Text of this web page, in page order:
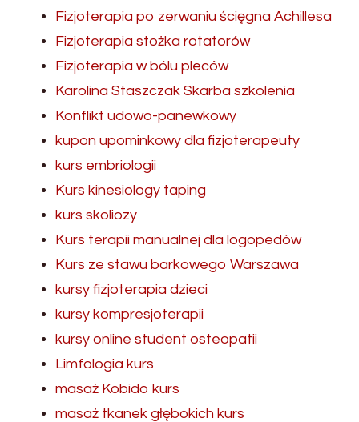
Fizjoterapia po zerwaniu ścięgna Achillesa
Fizjoterapia stożka rotatorów
Fizjoterapia w bólu pleców
Karolina Staszczak Skarba szkolenia
Konflikt udowo-panewkowy
kupon upominkowy dla fizjoterapeuty
kurs embriologii
Kurs kinesiology taping
kurs skoliozy
Kurs terapii manualnej dla logopedów
Kurs ze stawu barkowego Warszawa
kursy fizjoterapia dzieci
kursy kompresjoterapii
kursy online student osteopatii
Limfologia kurs
masaż Kobido kurs
masaż tkanek głębokich kurs